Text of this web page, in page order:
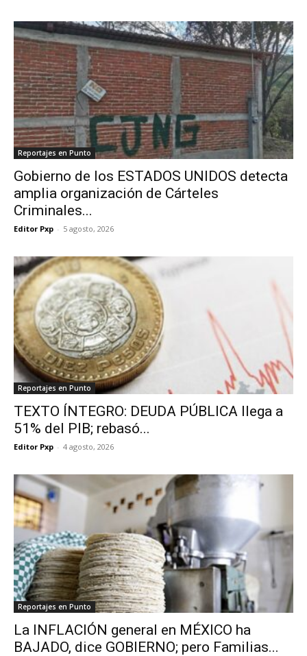
Reportajes en Punto
Gobierno de los ESTADOS UNIDOS detecta
amplia organización de Cárteles
Criminales...
Editor Pxp - 5 agosto, 2026
Reportajes en Punto
TEXTO ÍNTEGRO: DEUDA PÚBLICA llega a
51% del PIB; rebasó...
Editor Pxp - 4 agosto, 2026
Reportajes en Punto
La INFLACIÓN general en MÉXICO ha
BAJADO, dice GOBIERNO; pero Familias...